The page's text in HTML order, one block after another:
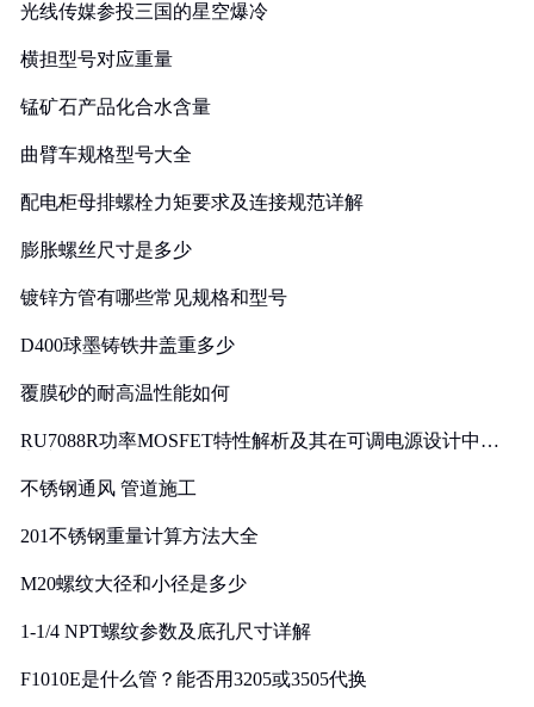
光线传媒参投三国的星空爆冷
横担型号对应重量
锰矿石产品化合水含量
曲臂车规格型号大全
配电柜母排螺栓力矩要求及连接规范详解
膨胀螺丝尺寸是多少
镀锌方管有哪些常见规格和型号
D400球墨铸铁井盖重多少
覆膜砂的耐高温性能如何
RU7088R功率MOSFET特性解析及其在可调电源设计中的
不锈钢通风 管道施工
201不锈钢重量计算方法大全
M20螺纹大径和小径是多少
1-1/4 NPT螺纹参数及底孔尺寸详解
F1010E是什么管？能否用3205或3505代换